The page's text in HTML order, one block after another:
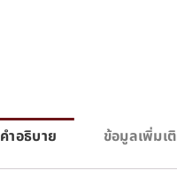
คำอธิบาย ข้อมูลเพิ่มเ